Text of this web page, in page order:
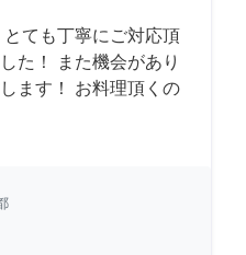
ても丁寧にご対応頂
た！ また機会があり
ます！ お料理頂くの